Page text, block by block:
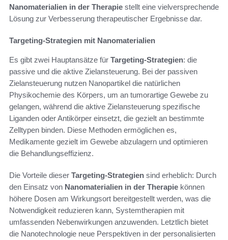
Nanomaterialien in der Therapie stellt eine vielversprechende
Lösung zur Verbesserung therapeutischer Ergebnisse dar.
Targeting-Strategien mit Nanomaterialien
Es gibt zwei Hauptansätze für Targeting-Strategien: die
passive und die aktive Zielansteuerung. Bei der passiven
Zielansteuerung nutzen Nanopartikel die natürlichen
Physikochemie des Körpers, um an tumorartige Gewebe zu
gelangen, während die aktive Zielansteuerung spezifische
Liganden oder Antikörper einsetzt, die gezielt an bestimmte
Zelltypen binden. Diese Methoden ermöglichen es,
Medikamente gezielt im Gewebe abzulagern und optimieren
die Behandlungseffizienz.
Die Vorteile dieser Targeting-Strategien sind erheblich: Durch
den Einsatz von Nanomaterialien in der Therapie können
höhere Dosen am Wirkungsort bereitgestellt werden, was die
Notwendigkeit reduzieren kann, Systemtherapien mit
umfassenden Nebenwirkungen anzuwenden. Letztlich bietet
die Nanotechnologie neue Perspektiven in der personalisierten